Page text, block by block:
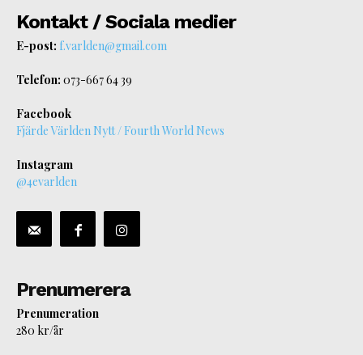
Kontakt / Sociala medier
E-post: f.varlden@gmail.com
Telefon: 073-667 64 39
Facebook
Fjärde Världen Nytt / Fourth World News
Instagram
@4evarlden
Prenumerera
Prenumeration
280 kr/år